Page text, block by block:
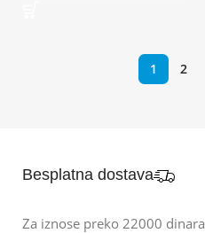
1 2
Besplatna dostava
Za iznose preko 22000 dinara